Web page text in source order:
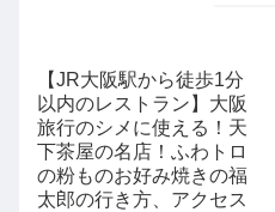
【JR大阪駅から徒歩1分
以内のレストラン】大阪
旅行のシメに使える！天
下茶屋の名店！ふわトロ
の粉ものお好み焼きの福
太郎の行き方、アクセス